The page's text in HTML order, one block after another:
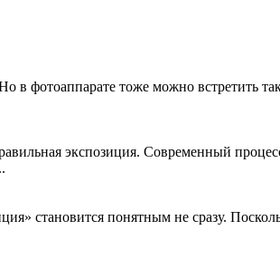
в фотоаппарате тоже можно встретить
экспозиция. Современный
становится понятным не сразу.